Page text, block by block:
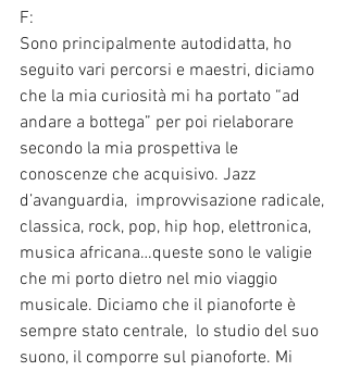
F:
Sono principalmente autodidatta, ho
seguito vari percorsi e maestri, diciamo
che la mia curiosità mi ha portato “ad
andare a bottega” per poi rielaborare
secondo la mia prospettiva le
conoscenze che acquisivo. Jazz
d’avanguardia,  improvvisazione radicale,
classica, rock, pop, hip hop, elettronica,
musica africana…queste sono le valigie
che mi porto dietro nel mio viaggio
musicale. Diciamo che il pianoforte è
sempre stato centrale,  lo studio del suo
suono, il comporre sul pianoforte. Mi